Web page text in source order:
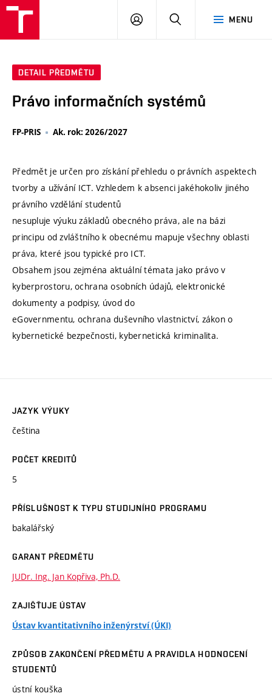
MENU
PŘIHLÁSIT
DETAIL PŘEDMĚTU
Právo informačních systémů
FP-PRIS Ak. rok: 2026/2027
Předmět je určen pro získání přehledu o právních aspektech
tvorby a užívání ICT. Vzhledem k absenci jakéhokoliv jiného
právního vzdělání studentů
nesupluje výuku základů obecného práva, ale na bázi
principu od zvláštního k obecnému mapuje všechny oblasti
práva, které jsou typické pro ICT.
Obsahem jsou zejména aktuální témata jako právo v
kyberprostoru, ochrana osobních údajů, elektronické
dokumenty a podpisy, úvod do
eGovernmentu, ochrana duševního vlastnictví, zákon o
kybernetické bezpečnosti, kybernetická kriminalita.
JAZYK VÝUKY
čeština
POČET KREDITŮ
5
PŘÍSLUŠNOST K TYPU STUDIJNÍHO PROGRAMU
bakalářský
GARANT PŘEDMĚTU
JUDr. Ing. Jan Kopřiva, Ph.D.
ZAJIŠŤUJE ÚSTAV
Ústav kvantitativního inženýrství (ÚKI)
ZPŮSOB ZAKONČENÍ PŘEDMĚTU A PRAVIDLA HODNOCENÍ
STUDENTŮ
ústní kouška